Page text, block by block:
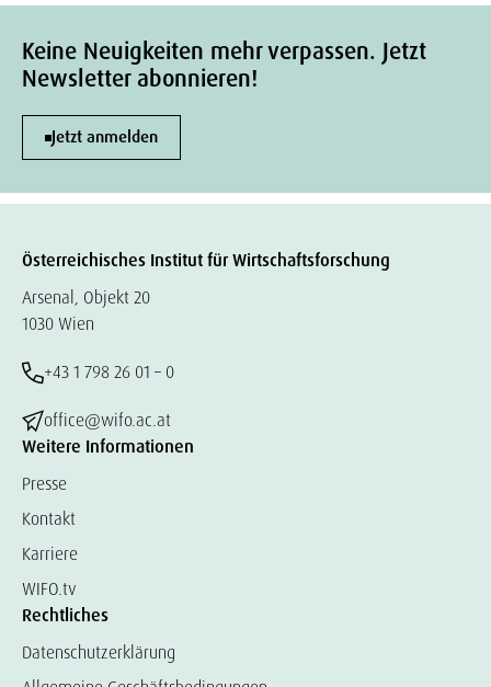
Keine Neuigkeiten mehr verpassen. Jetzt
Newsletter abonnieren!
Jetzt anmelden
Österreichisches Institut für Wirtschaftsforschung
Arsenal, Objekt 20
1030 Wien
+43 1 798 26 01 – 0
office@wifo.ac.at
Weitere Informationen
Presse
Kontakt
Karriere
WIFO.tv
Rechtliches
Datenschutzerklärung